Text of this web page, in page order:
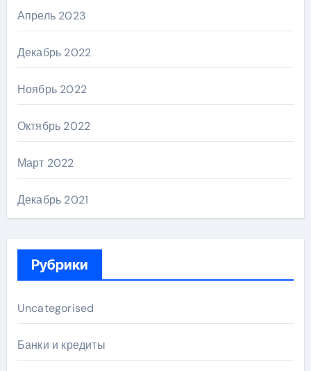
Апрель 2023
Декабрь 2022
Ноябрь 2022
Октябрь 2022
Март 2022
Декабрь 2021
Рубрики
Uncategorised
Банки и кредиты